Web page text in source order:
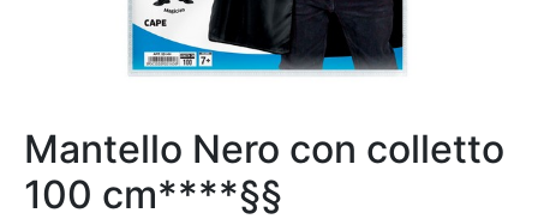
Mantello Nero con colletto
100 cm****§§